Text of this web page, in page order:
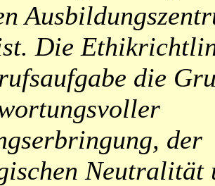
Die
die
der
Neutralität